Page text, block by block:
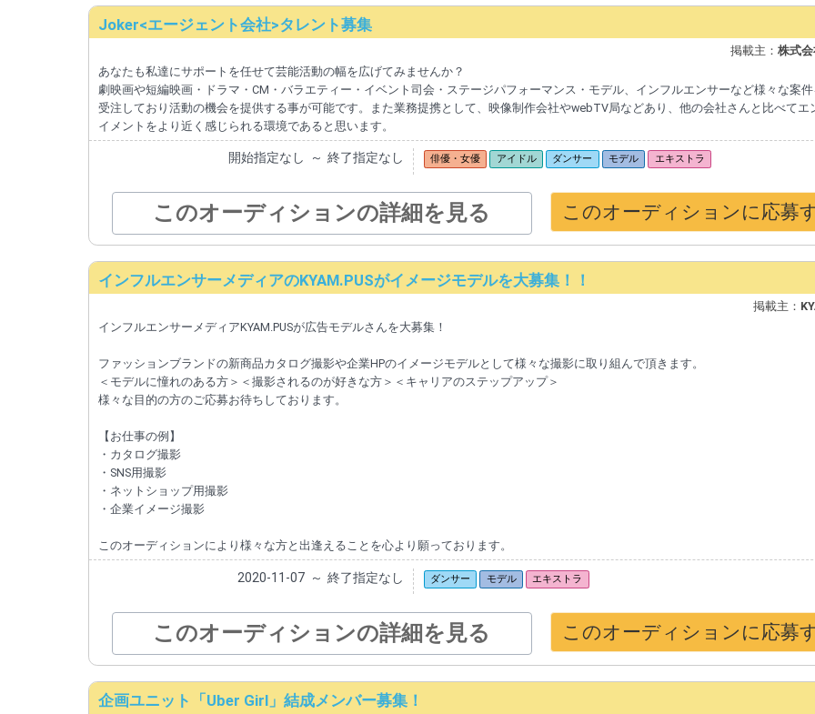
Joker<エージェント会社>タレント募集
掲載主：株式
あなたも私達にサポートを任せて芸能活動の幅を広げてみませんか？
劇映画や短編映画・ドラマ・CM・バラエティー・イベント司会・ステージパフォーマンス・モデル、インフルエンサーなど様々な案
受注しており活動の機会を提供する事が可能です。また業務提携として、映像制作会社やwebTV局などあり、他の会社さんと比べてエ
イメントをより近く感じられる環境であると思います。
開始指定なし ～ 終了指定なし 俳優・女優 アイドル ダンサー モデル エキストラ
このオーディションの詳細を見る このオーディションに応募
インフルエンサーメディアのKYAM.PUSがイメージモデルを大募集！！
掲載主：
インフルエンサーメディアKYAM.PUSが広告モデルさんを大募集！
ファッションブランドの新商品カタログ撮影や企業HPのイメージモデルとして様々な撮影に取り組んで頂きます。
＜モデルに憧れのある方＞＜撮影されるのが好きな方＞＜キャリアのステップアップ＞
様々な目的の方のご応募お待ちしております。
【お仕事の例】
・カタログ撮影
・SNS用撮影
・ネットショップ用撮影
・企業イメージ撮影
このオーディションにより様々な方と出逢えることを心より願っております。
2020-11-07 ～ 終了指定なし ダンサー モデル エキストラ
このオーディションの詳細を見る このオーディションに応募
企画ユニット「Uber Girl」結成メンバー募集！